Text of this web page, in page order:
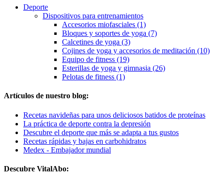
Deporte
Dispositivos para entrenamientos
Accesorios miofasciales (1)
Bloques y soportes de yoga (7)
Calcetines de yoga (3)
Cojines de yoga y accesorios de meditación (10)
Equipo de fitness (19)
Esterillas de yoga y gimnasia (26)
Pelotas de fitness (1)
Artículos de nuestro blog:
Recetas navideñas para unos deliciosos batidos de proteínas
La práctica de deporte contra la depresión
Descubre el deporte que más se adapta a tus gustos
Recetas rápidas y bajas en carbohidratos
Medex - Embajador mundial
Descubre VitalAbo: